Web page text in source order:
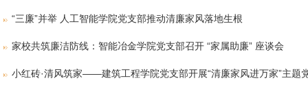
“三廉”并举 人工智能学院党支部推动清廉家风落地生根
家校共筑廉洁防线：智能冶金学院党支部召开 “家属助廉” 座谈会
小红砖·清风筑家——建筑工程学院党支部开展“清廉家风进万家”主题